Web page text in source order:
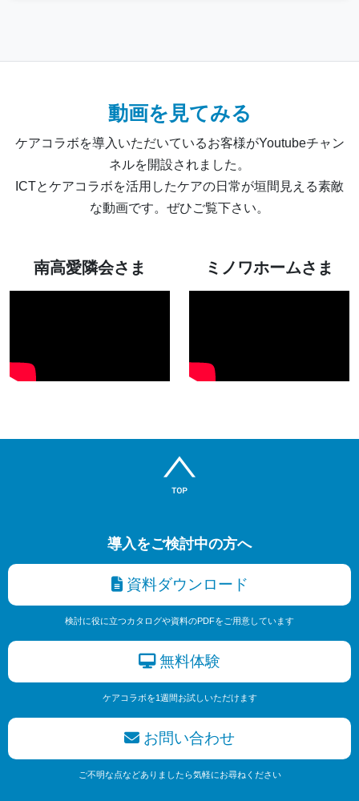
動画を見てみる
ケアコラボを導入いただいているお客様がYoutubeチャン
ネルを開設されました。
ICTとケアコラボを活用したケアの日常が垣間見える素敵
な動画です。ぜひご覧下さい。
南高愛隣会さま ミノワホームさま
導入をご検討中の方へ
資料ダウンロード
検討に役に立つカタログや資料のPDFをご用意しています
無料体験
ケアコラボを1週間お試しいただけます
お問い合わせ
ご不明な点などありましたら気軽にお尋ねください